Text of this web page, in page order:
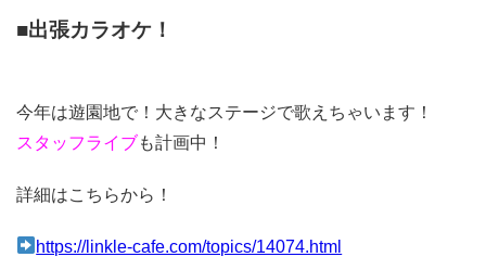
■出張カラオケ！
今年は遊園地で！大きなステージで歌えちゃいます！
スタッフライブも計画中！
詳細はこちらから！
https://linkle-cafe.com/topics/14074.html